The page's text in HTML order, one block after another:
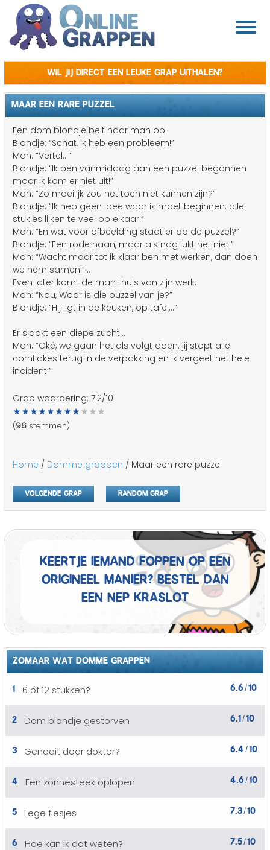
Wil jij direct een leuke grap uithalen?
MAAR EEN RARE PUZZEL
Een dom blondje belt haar man op.
Blondje: “Schat, ik heb een probleem!”
Man: “Vertel...”
Blondje: “Ik ben vanmiddag aan een puzzel begonnen
maar ik kom er niet uit!”
Man: “Zo moeilijk zou het toch niet kunnen zijn?”
Blondje: “Ik heb geen idee waar ik moet beginnen; alle
stukjes lijken te veel op elkaar!”
Man: “En wat voor afbeelding staat er op de puzzel?”
Blondje: “Een rode haan, maar als nog lukt het niet.”
Man: “Wacht maar tot ik klaar ben met werken, dan doen
we hem samen!”…
Even later komt de man thuis van zijn werk.
Man: “Nou, Waar is die puzzel van je?”
Blondje: “Hij ligt in de keuken, op tafel…”
Er slaakt een diepe zucht…
Man: “Oké, we gaan het als volgt doen: jij stopt alle
cornflakes terug in de verpakking en ik vergeet het hele
incident.”
Grap waardering: 7.2/10
(96 stemmen)
Home / Domme grappen / Maar een rare puzzel
Volgende grap Random grap
Keertje iemand foppen op een
origineel manier? Bestel dan
een nep kraslot
ZOMAAR WAT DOMME GRAPPEN
1
6 of 12 stukken? 6.6 /10
2 Dom blondje gestorven 6.1/10
3 Genaait door dokter? 6.4 /10
4 Een zonnesteek oplopen 4.6 /10
5 Lege flesjes 7.3/10
6 Hoe kan ik dat weten? 7.5/10